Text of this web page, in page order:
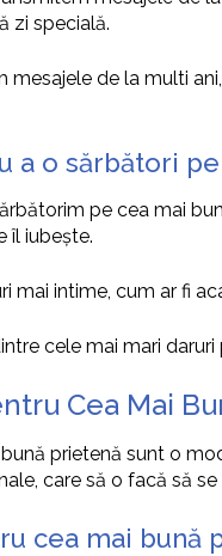
zi specială.
mesajele de la multi
a o sărbători
pe cea mai
îl iubește.
mai intime, cum ar fi
cele mai mari daruri
Cea Mai
prietenă sunt o
care să o facă să
cea mai bună